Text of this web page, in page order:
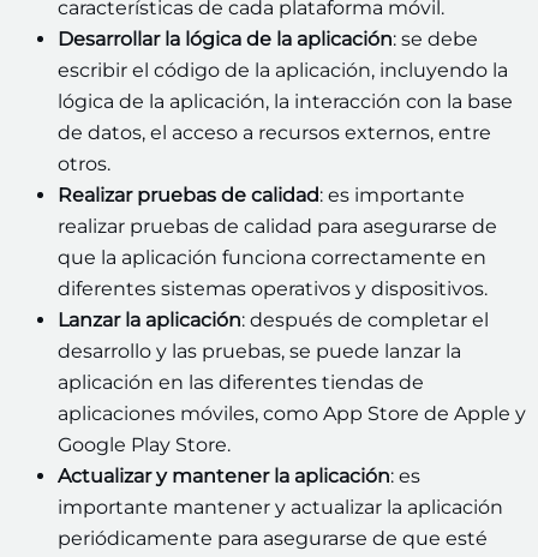
características de cada plataforma móvil.
Desarrollar la lógica de la aplicación: se debe
escribir el código de la aplicación, incluyendo la
lógica de la aplicación, la interacción con la base
de datos, el acceso a recursos externos, entre
otros.
Realizar pruebas de calidad: es importante
realizar pruebas de calidad para asegurarse de
que la aplicación funciona correctamente en
diferentes sistemas operativos y dispositivos.
Lanzar la aplicación: después de completar el
desarrollo y las pruebas, se puede lanzar la
aplicación en las diferentes tiendas de
aplicaciones móviles, como App Store de Apple y
Google Play Store.
Actualizar y mantener la aplicación: es
importante mantener y actualizar la aplicación
periódicamente para asegurarse de que esté